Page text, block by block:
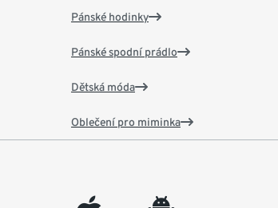
Pánské hodinky
Pánské spodní prádlo
Dětská móda
Oblečení pro miminka